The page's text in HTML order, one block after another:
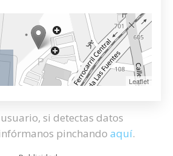
Leaflet
si detectas datos
pinchando aquí.